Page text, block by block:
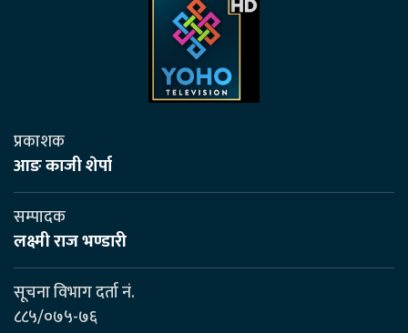
प्रकाशक
आङ काजी शेर्पा
सम्पादक
लक्ष्मी राज भण्डारी
सूचना विभाग दर्ता नं.
८८५/०७५-७६